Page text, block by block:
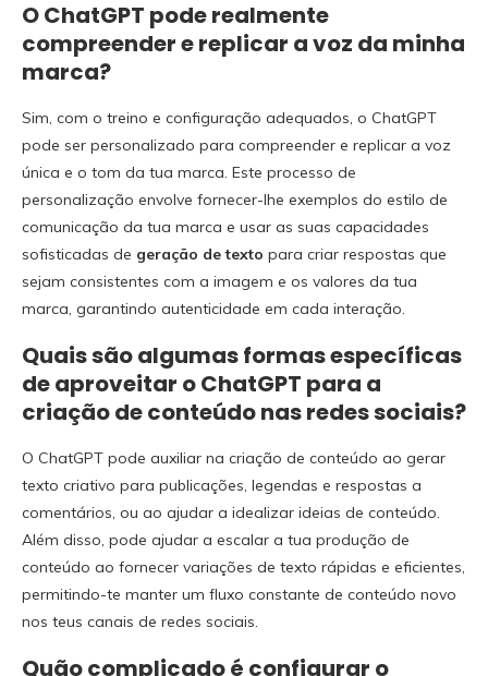
O ChatGPT pode realmente
compreender e replicar a voz da minha
marca?
Sim, com o treino e configuração adequados, o ChatGPT
pode ser personalizado para compreender e replicar a voz
única e o tom da tua marca. Este processo de
personalização envolve fornecer-lhe exemplos do estilo de
comunicação da tua marca e usar as suas capacidades
sofisticadas de geração de texto para criar respostas que
sejam consistentes com a imagem e os valores da tua
marca, garantindo autenticidade em cada interação.
Quais são algumas formas específicas
de aproveitar o ChatGPT para a
criação de conteúdo nas redes sociais?
O ChatGPT pode auxiliar na criação de conteúdo ao gerar
texto criativo para publicações, legendas e respostas a
comentários, ou ao ajudar a idealizar ideias de conteúdo.
Além disso, pode ajudar a escalar a tua produção de
conteúdo ao fornecer variações de texto rápidas e eficientes,
permitindo-te manter um fluxo constante de conteúdo novo
nos teus canais de redes sociais.
Quão complicado é configurar o